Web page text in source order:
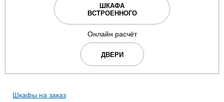
ШКАФА
ВСТРОЕННОГО
Онлайн расчёт
ДВЕРИ
Шкафы на заказ